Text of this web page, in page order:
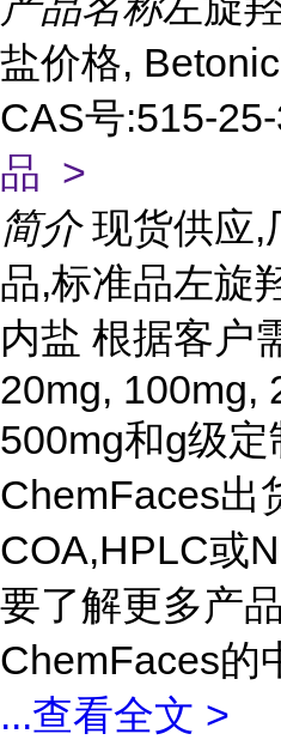
盐价格,
CAS号:515-
品 >
简介 现货供应,
品,标准品左旋
内盐 根据客户
20mg, 100mg,
500mg和g级定
ChemFaces出
COA,HPLC或
要了解更多产
ChemFaces的
...查看全文 >